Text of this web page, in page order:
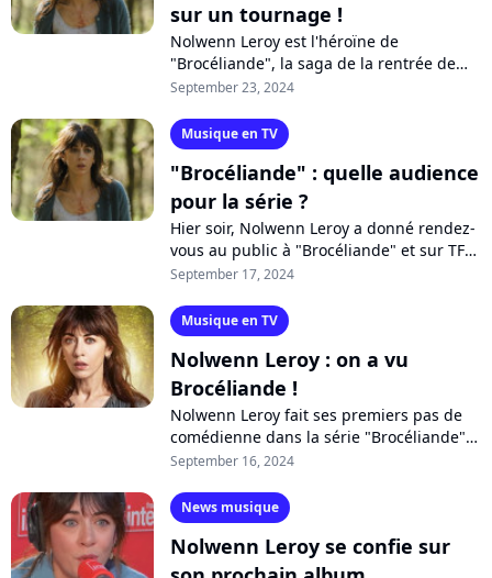
sur un tournage !
Nolwenn Leroy est l'héroïne de
"Brocéliande", la saga de la rentrée de
TF1. Une première expérience dans la
été...
September 23, 2024
Musique en TV
"Brocéliande" : quelle audience
pour la série ?
Hier soir, Nolwenn Leroy a donné rendez-
vous au public à "Brocéliande" et sur TF1
pour ses premiers pas d'actrice. Mais les
September 17, 2024
Musique en TV
Nolwenn Leroy : on a vu
Brocéliande !
Nolwenn Leroy fait ses premiers pas de
comédienne dans la série "Brocéliande",
diffusée ce soir sur TF1. Face à Marie-
September 16, 2024
News musique
Nolwenn Leroy se confie sur